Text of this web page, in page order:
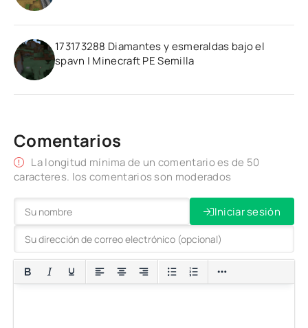
173173288 Diamantes y esmeraldas bajo el
spavn | Minecraft PE Semilla
Comentarios
La longitud mínima de un comentario es de 50
caracteres. los comentarios son moderados
Iniciar sesión